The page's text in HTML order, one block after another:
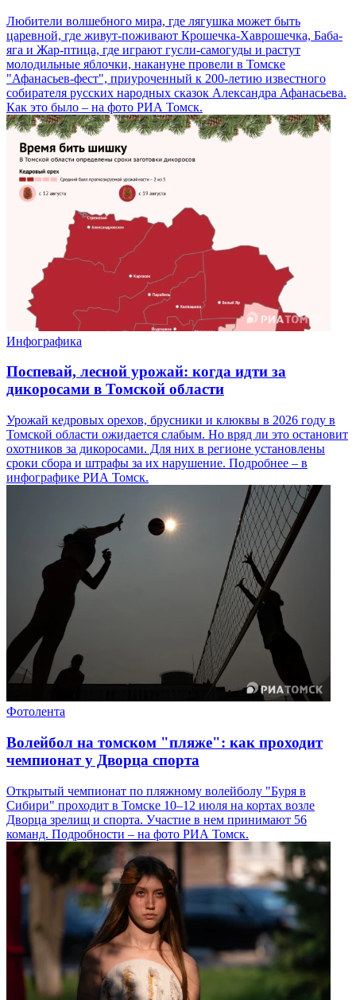
Любители волшебного мира, где лягушка может быть
царевной, где живут-поживают Крошечка-Хаврошечка, Баба-
яга и Жар-птица, где играют гусли-самогуды и растут
молодильные яблочки, накануне провели в Томске
"Афанасьев-фест", приуроченный к 200-летию известного
собирателя русских народных сказок Александра Афанасьева.
Как это было – на фото РИА Томск.
Инфографика
Поспевай, лесной урожай: когда идти за
дикоросами в Томской области
Урожай кедровых орехов, брусники и клюквы в 2026 году в
Томской области ожидается слабым. Но вряд ли это остановит
охотников за дикоросами. Для них в регионе установлены
сроки сбора и штрафы за их нарушение. Подробнее – в
инфографике РИА Томск.
Фотолента
Волейбол на томском "пляже": как проходит
чемпионат у Дворца спорта
Открытый чемпионат по пляжному волейболу "Буря в
Сибири" проходит в Томске 10–12 июля на кортах возле
Дворца зрелищ и спорта. Участие в нем принимают 56
команд. Подробности – на фото РИА Томск.